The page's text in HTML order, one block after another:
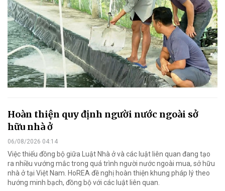
Hoàn thiện quy định người nước ngoài sở
hữu nhà ở
06/08/2026 04:14
Việc thiếu đồng bộ giữa Luật Nhà ở và các luật liên quan đang tạo
ra nhiều vướng mắc trong quá trình người nước ngoài mua, sở hữu
nhà ở tại Việt Nam. HoREA đề nghị hoàn thiện khung pháp lý theo
hướng minh bạch, đồng bộ với các luật liên quan.